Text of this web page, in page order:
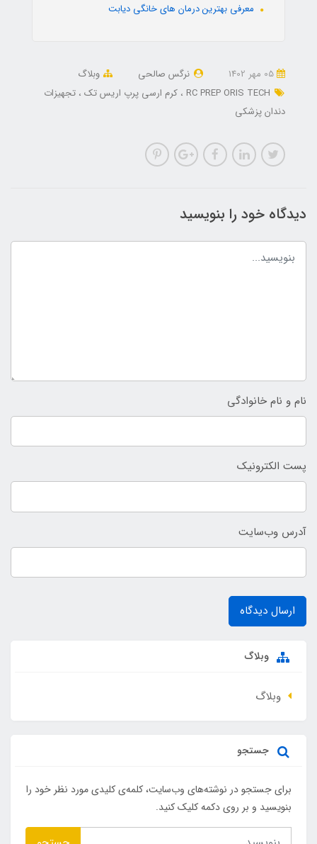
معرفی بهترین درمان های خانگی دیابت
نرگس صالحی
وبلاگ
RC PREP ORIS TECH
کرم ارسی پرپ اریس تک تجهیزات
دندان پزشکی
دیدگاه خود را بنویسید
نام و نام خانوادگی
پست الکترونیک
آدرس وب‌سایت
ارسال دیدگاه
وبلاگ
وبلاگ
جستجو
برای جستجو در نوشته‌های وب‌سایت، کلمه‌ی کلیدی مورد نظر خود را
بنویسید و بر روی دکمه کلیک کنید.